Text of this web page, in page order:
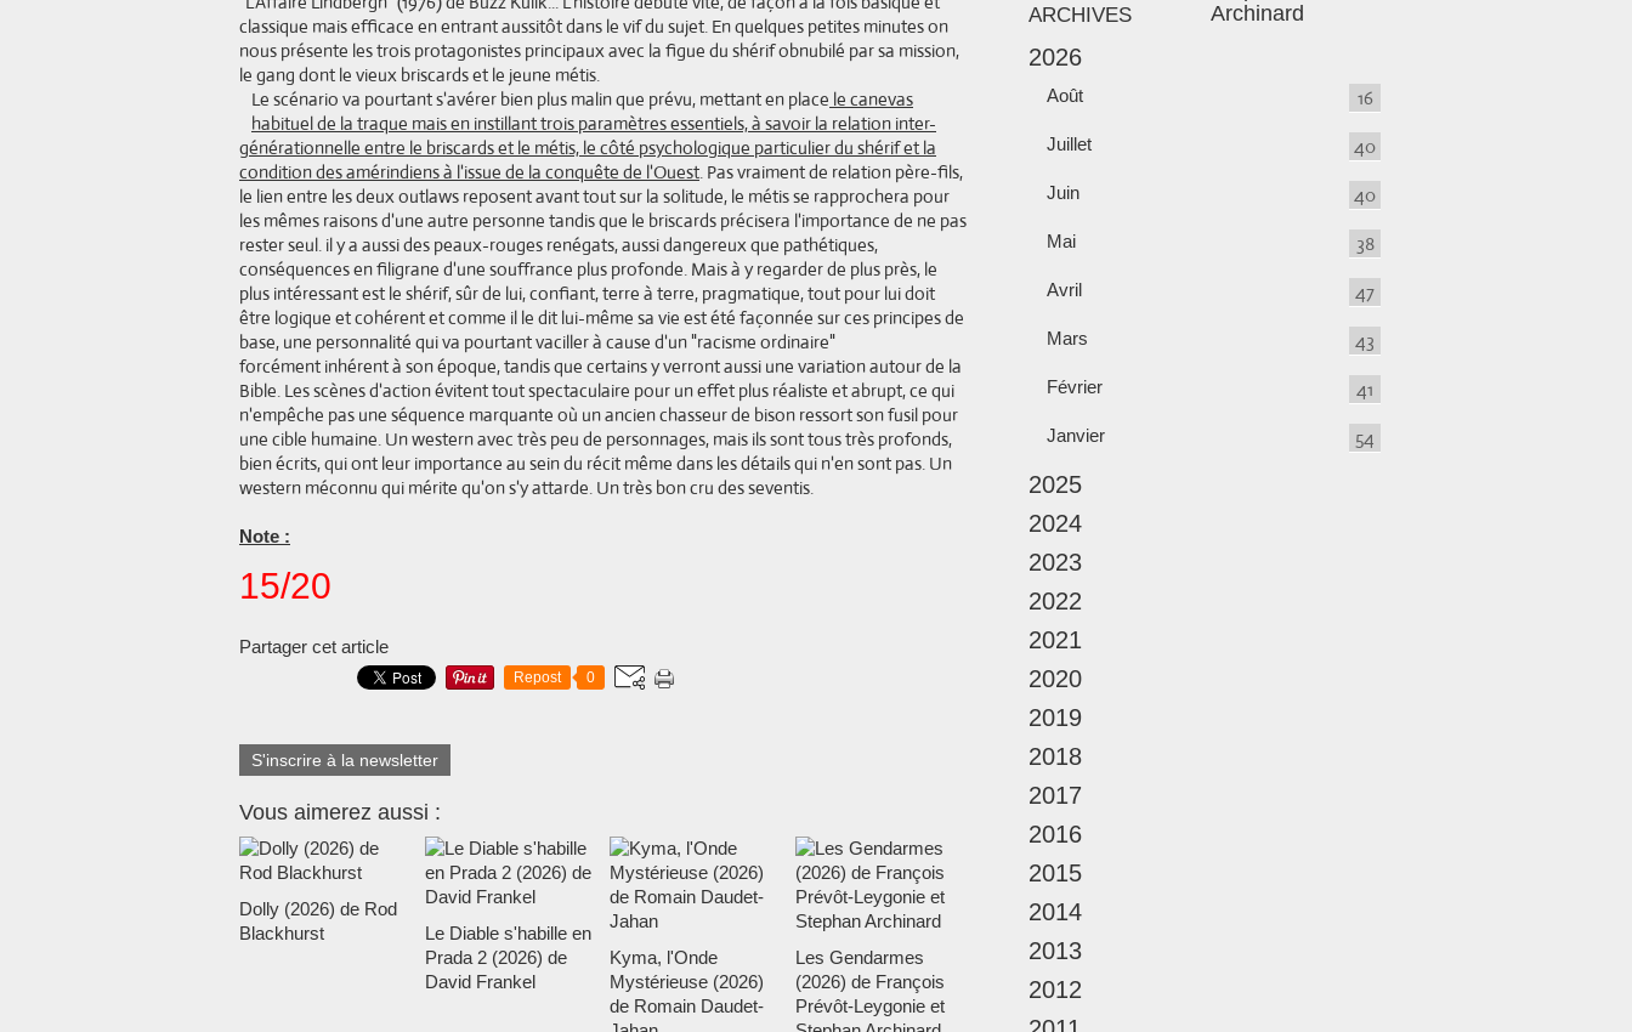
classique mais efficace en entrant aussitôt dans le vif du sujet. En quelques petites minutes on
nous présente les trois protagonistes principaux avec la figue du shérif obnubilé par sa mission,
le gang dont le vieux briscards et le jeune métis.
Le scénario va pourtant s'avérer bien plus malin que prévu, mettant en place le canevas
habituel de la traque mais en instillant trois paramètres essentiels, à savoir la relation inter-
générationnelle entre le briscards et le métis, le côté psychologique particulier du shérif et la
condition des amérindiens à l'issue de la conquête de l'Ouest. Pas vraiment de relation père-fils,
le lien entre les deux outlaws reposent avant tout sur la solitude, le métis se rapprochera pour
les mêmes raisons d'une autre personne tandis que le briscards précisera l'importance de ne pas
rester seul. il y a aussi des peaux-rouges renégats, aussi dangereux que pathétiques,
conséquences en filigrane d'une souffrance plus profonde. Mais à y regarder de plus près, le
plus intéressant est le shérif, sûr de lui, confiant, terre à terre, pragmatique, tout pour lui doit
être logique et cohérent et comme il le dit lui-même sa vie est été façonnée sur ces principes de
base, une personnalité qui va pourtant vaciller à cause d'un "racisme ordinaire"
forcément inhérent à son époque, tandis que certains y verront aussi une variation autour de la
Bible. Les scènes d'action évitent tout spectaculaire pour un effet plus réaliste et abrupt, ce qui
n'empêche pas une séquence marquante où un ancien chasseur de bison ressort son fusil pour
une cible humaine. Un western avec très peu de personnages, mais ils sont tous très profonds,
bien écrits, qui ont leur importance au sein du récit même dans les détails qui n'en sont pas. Un
western méconnu qui mérite qu'on s'y attarde. Un très bon cru des seventis.
Note :
15/20
Partager cet article
Repost 0
S'inscrire à la newsletter
Vous aimerez aussi :
Dolly (2026) de Rod
Blackhurst
Le Diable s'habille en
Prada 2 (2026) de
David Frankel
Kyma, l'Onde
Mystérieuse (2026)
de Romain Daudet-
Les Gendarmes
(2026) de François
Prévôt-Leygonie et
ARCHIVES
2026
Août 16
Juillet 40
Juin 40
Mai 38
Avril 47
Mars 43
Février 41
Janvier 54
2025
2024
2023
2022
2021
2020
2019
2018
2017
2016
2015
2014
2013
2012